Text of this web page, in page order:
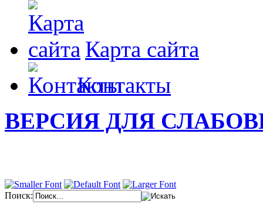
Карта сайта
Контакты
ВЕРСИЯ ДЛЯ
Поиск: